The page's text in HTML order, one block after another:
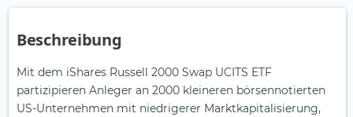
Beschreibung
Mit dem iShares Russell 2000 Swap UCITS ETF
partizipieren Anleger an 2000 kleineren börsennotierten
US-Unternehmen mit niedrigerer Marktkapitalisierung,